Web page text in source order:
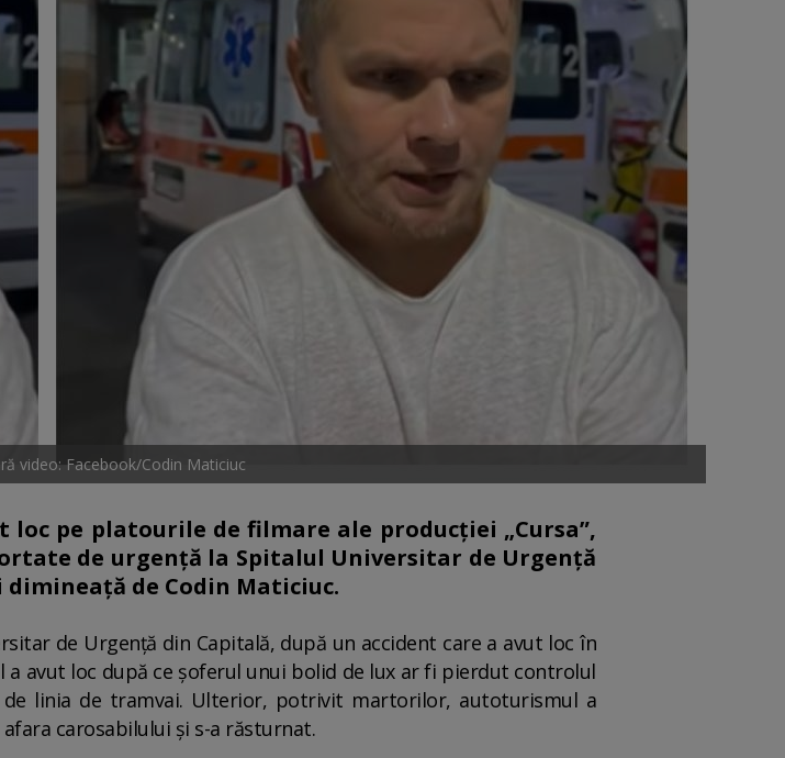
video: Facebook/Codin Maticiuc
pe platourile de filmare ale producției „Cursa”,
de urgență la Spitalul Universitar de Urgență
de Codin Maticiuc.
de Urgență din Capitală, după un accident care a avut loc în
avut loc după ce şoferul unui bolid de lux ar fi pierdut controlul
linia de tramvai. Ulterior, potrivit martorilor, autoturismul a
carosabilului şi s-a răsturnat.